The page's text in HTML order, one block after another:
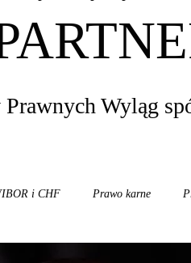
Wyląg
i CHF Prawo karne